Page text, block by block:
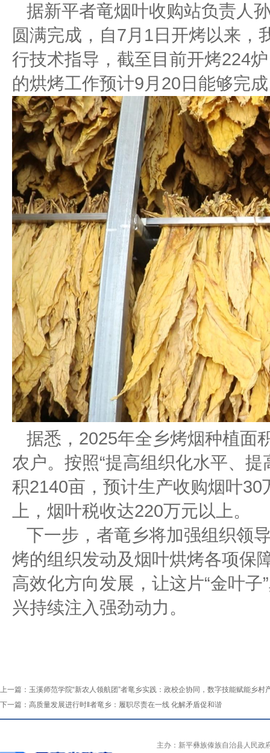
据新平者竜烟叶收购站负责人
圆满完成，自7月1日开烤以来，
行技术指导，截至目前开烤224
的烘烤工作预计9月20日能够完成
据悉，2025年全乡烤烟种植面
农户。按照“提高组织化水平、
积2140亩，预计生产收购烟叶
上，烟叶税收达220万元以上。
下一步，者竜乡将加强组织领
烤的组织发动及烟叶烘烤各项保
高效化方向发展，让这片“金叶子
兴持续注入强劲动力。
上一篇： 玉溪师范学院“新农人领航团”者竜乡实践：政校企协同，数字技能赋能乡村
下一篇： 高质量发展进行时‖者竜乡：履职尽责在一线 化解矛盾促和谐
主办：新平彝族傣族自治县人民